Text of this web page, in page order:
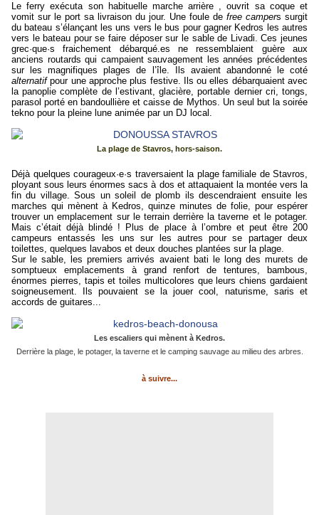
Le ferry exécuta son habituelle marche arrière , ouvrit sa coque et
vomit sur le port sa livraison du jour. Une foule de free campers surgit
du bateau s’élançant les uns vers le bus pour gagner Kedros les autres
vers le bateau pour se faire déposer sur le sable de Livadi. Ces jeunes
grec·que·s fraichement débarqué.es ne ressemblaient guère aux
anciens routards qui campaient sauvagement les années précédentes
sur les magnifiques plages de l’île. Ils avaient abandonné le coté
alternatifpour une approche plus festive. Ils ou elles débarquaient avec
la panoplie complète de l’estivant, glacière, portable dernier cri, tongs,
parasol porté en bandoullière et caisse de Mythos. Un seul but la soirée
tekno pour la pleine lune animée par un DJ local.
La plage de Stavros, hors-saison.
Déjà quelques courageux·e·s traversaient la plage familiale de Stavros,
ployant sous leurs énormes sacs à dos etattaquaient la montée vers la
fin du village. Sous un soleil de plomb ils descendraient ensuite les
marches qui mènent à Kedros, quinze minutes de folie, pour espérer
trouver un emplacement sur le terrain derrière la taverne et le potager.
Mais c’était déjà blindé ! Plus de place à l’ombre et peut être 200
campeurs entassés les uns sur les autres pour se partager deux
toilettes, quelques lavabos et deux douches plantées sur la plage.
Sur le sable, les premiers arrivés avaient bati le long des murets de
somptueux emplacements à grand renfort de tentures, bambous,
énormes pierres, tapis et toiles multicolores que leurs chiens gardaient
soigneusement.
Ils pouvaient se la jouer cool, naturisme, saris et
accords de guitares...
Les escaliers qui mènent à Kedros.
Derrière la plage, le potager, la taverne et le camping sauvage au milieu des arbres.
à suivre...